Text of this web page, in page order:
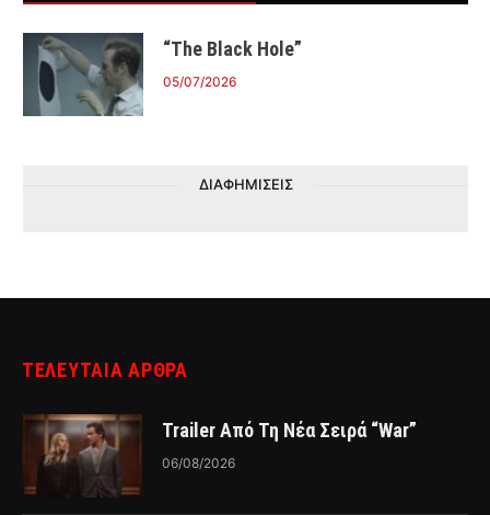
“The Black Hole”
05/07/2026
ΔΙΑΦΗΜΙΣΕΙΣ
ΤΕΛΕΥΤΑΙΑ ΑΡΘΡΑ
Trailer Από Τη Νέα Σειρά “War”
06/08/2026